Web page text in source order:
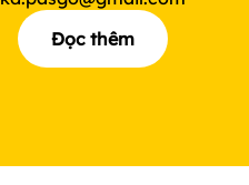
Đọc thêm